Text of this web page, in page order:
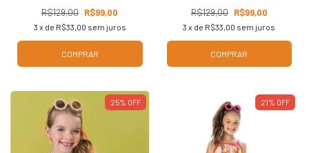
R$129,00 R$99,00
3 x de R$33,00 sem juros
COMPRAR
R$129,00 R$99,00
3 x de R$33,00 sem juros
COMPRAR
25% OFF 21% OFF